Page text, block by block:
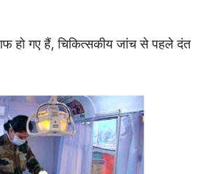
हो गए हैं, चिकित्सकीय जांच से पहले दंत